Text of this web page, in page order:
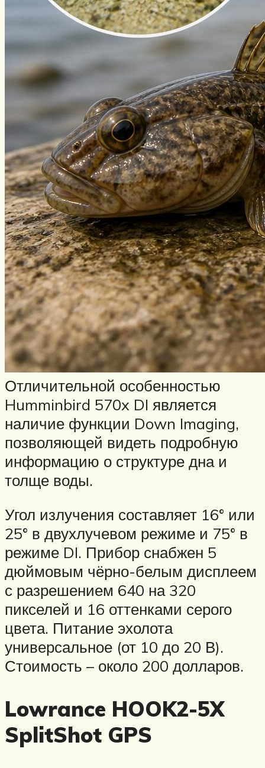
Отличительной особенностью
Humminbird 570x DI является
наличие функции Down Imaging,
позволяющей видеть подробную
информацию о структуре дна и
толще воды.
Угол излучения составляет 16° или
25° в двухлучевом режиме и 75° в
режиме DI. Прибор снабжен 5
дюймовым чёрно-белым дисплеем
с разрешением 640 на 320
пикселей и 16 оттенками серого
цвета. Питание эхолота
универсальное (от 10 до 20 В).
Стоимость – около 200 долларов.
Lowrance HOOK2-5X
SplitShot GPS